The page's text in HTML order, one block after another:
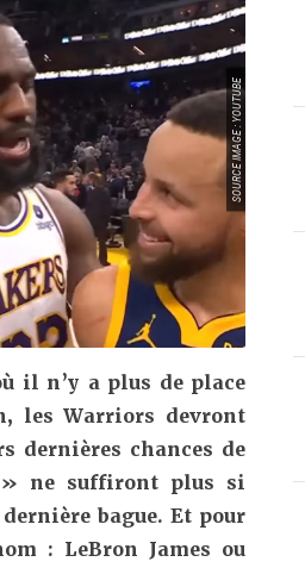
SOURCE IMAGE : YOUTUBE
il n’y a plus de place
les Warriors devront
dernières chances de
» ne suffiront plus si
bague. Et pour
: LeBron James ou